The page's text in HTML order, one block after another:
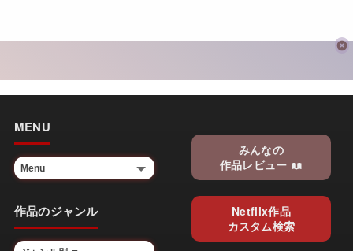
MENU
作品のジャンル
みんなの
作品レビュー
Netflix作品
カスタム検索